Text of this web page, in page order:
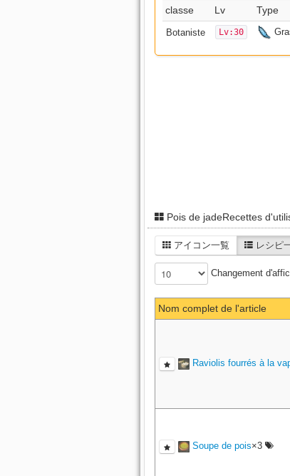
classe Lv Type
Botaniste Lv:30
Pois de jadeRecettes
アイコン一覧 レシピ
Changement
Nom complet de l'article
Raviolis fourrés à la
Soupe de pois×3